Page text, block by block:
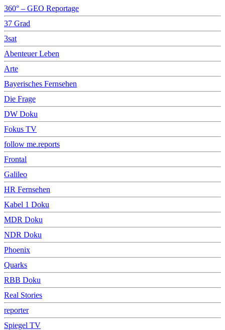
360° – GEO Reportage
37 Grad
3sat
Abenteuer Leben
Arte
Bayerisches Fernsehen
Die Frage
DW Doku
Fokus TV
follow me.reports
Frontal
Galileo
HR Fernsehen
Kabel 1 Doku
MDR Doku
NDR Doku
Phoenix
Quarks
RBB Doku
Real Stories
reporter
Spiegel TV